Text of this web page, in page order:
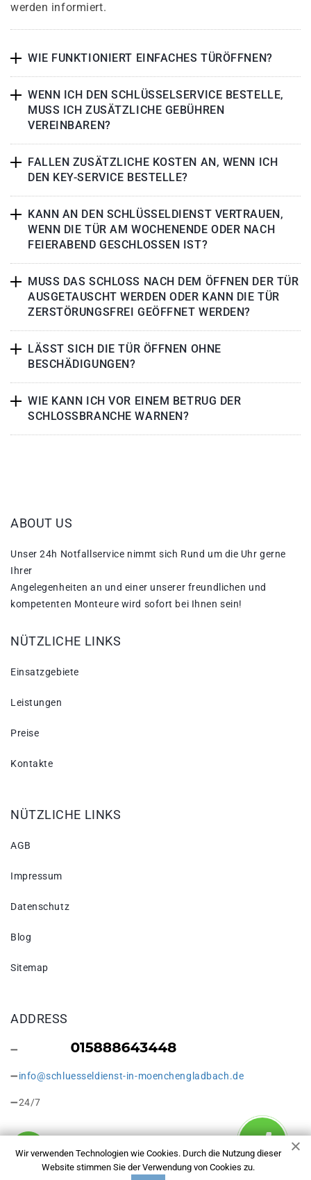
werden informiert.
WIE FUNKTIONIERT EINFACHES TÜRÖFFNEN?
WENN ICH DEN SCHLÜSSELSERVICE BESTELLE,
MUSS ICH ZUSÄTZLICHE GEBÜHREN
VEREINBAREN?
FALLEN ZUSÄTZLICHE KOSTEN AN, WENN ICH
DEN KEY-SERVICE BESTELLE?
KANN AN DEN SCHLÜSSELDIENST VERTRAUEN,
WENN DIE TÜR AM WOCHENENDE ODER NACH
FEIERABEND GESCHLOSSEN IST?
MUSS DAS SCHLOSS NACH DEM ÖFFNEN DER TÜR
AUSGETAUSCHT WERDEN ODER KANN DIE TÜR
ZERSTÖRUNGSFREI GEÖFFNET WERDEN?
LÄSST SICH DIE TÜR ÖFFNEN OHNE
BESCHÄDIGUNGEN?
WIE KANN ICH VOR EINEM BETRUG DER
SCHLOSSBRANCHE WARNEN?
Wir verwenden Technologien wie Cookies. Durch die Nutzung dieser
Website stimmen Sie der Verwendung von Cookies zu.
ABOUT US
Unser 24h Notfallservice nimmt sich Rund um die Uhr gerne
Ihrer
Angelegenheiten an und einer unserer freundlichen und
kompetenten Monteure wird sofort bei Ihnen sein!
NÜTZLICHE LINKS
Einsatzgebiete
Leistungen
Preise
Kontakte
NÜTZLICHE LINKS
AGB
Impressum
Datenschutz
Blog
Sitemap
ADDRESS
info@schluesseldienst-in-moenchengladbach.de
24/7
Copyright © 2026 Schlüsseldienst in Mönchengladbach